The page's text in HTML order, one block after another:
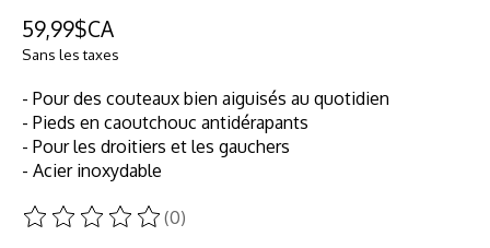
59,99$CA
Sans les taxes
- Pour des couteaux bien aiguisés au quotidien
- Pieds en caoutchouc antidérapants
- Pour les droitiers et les gauchers
- Acier inoxydable
Ce produit est évalué à
(0)